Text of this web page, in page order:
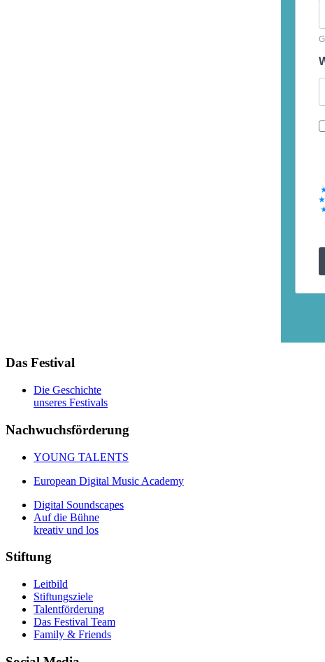
Das Festival
Die Geschichte
unseres Festivals
Nachwuchsförderung
YOUNG TALENTS
European Digital Music Academy
Digital Soundscapes
Auf die Bühne
kreativ und los
Stiftung
Leitbild
Stiftungsziele
Talentförderung
Das Festival Team
Family & Friends